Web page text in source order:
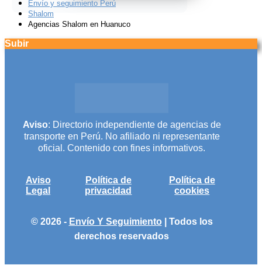
Envío y seguimiento Perú
Shalom
Agencias Shalom en Huanuco
Subir
Aviso: Directorio independiente de agencias de
transporte en Perú. No afiliado ni representante
oficial. Contenido con fines informativos.
Aviso
Legal
Política de
privacidad
Política de
cookies
© 2026 - Envío Y Seguimiento | Todos los
derechos reservados